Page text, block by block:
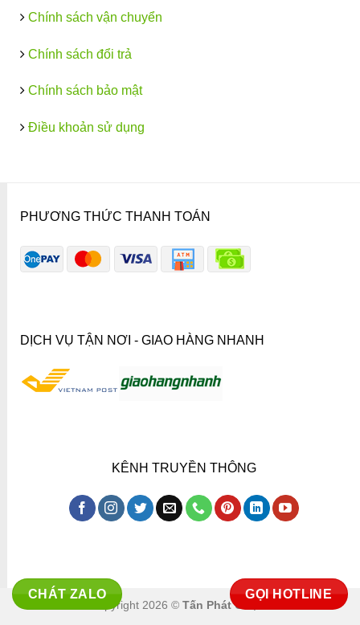
Chính sách vận chuyển
Chính sách đổi trả
Chính sách bảo mật
Điều khoản sử dụng
PHƯƠNG THỨC THANH TOÁN
DỊCH VỤ TẬN NƠI - GIAO HÀNG NHANH
KÊNH TRUYỀN THÔNG
CHÁT ZALO GỌI HOTLINE
Copyright 2026 © Tấn Phát Co.,ltd